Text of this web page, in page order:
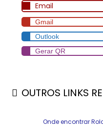
Email
Gmail
Outlook
Gerar QR
OUTROS LINKS
Onde encontrar